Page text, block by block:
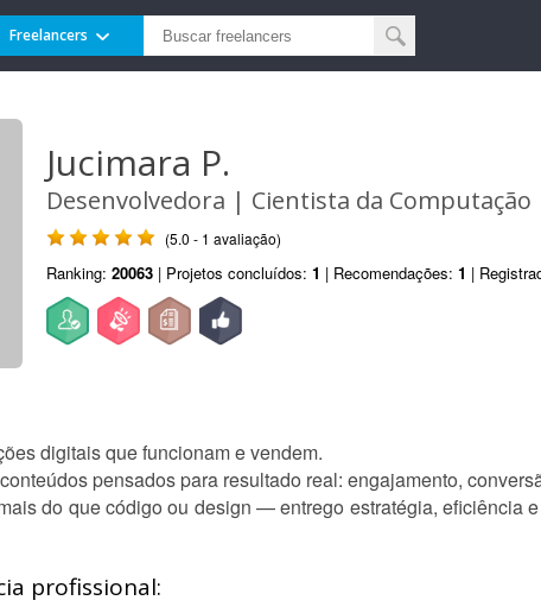
Freelancers
Jucimara P.
Desenvolvedora | Cientista da Computação
(5.0 - 1 avaliação)
Ranking: 20063 | Projetos concluídos: 1 | Recomendações: 1 |
digitais que funcionam e vendem.
pensados para resultado real: engajamento,
do que código ou design — entrego estratégia, eficiência
profissional: